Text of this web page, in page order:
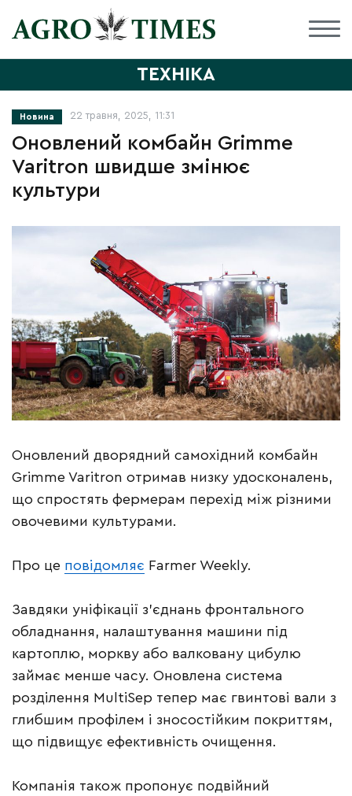
ТЕХНІКА
Новина 22 травня, 2025, 11:31
Оновлений комбайн Grimme
Varitron швидше змінює
культури
Оновлений дворядний самохідний комбайн
Grimme Varitron отримав низку удосконалень,
що спростять фермерам перехід між різними
овочевими культурами.
Про це повідомляє Farmer Weekly.
Завдяки уніфікації з’єднань фронтального
обладнання, налаштування машини під
картоплю, моркву або валковану цибулю
займає менше часу. Оновлена система
розділення MultiSep тепер має гвинтові вали з
глибшим профілем і зносостійким покриттям,
що підвищує ефективність очищення.
Компанія також пропонує подвійний